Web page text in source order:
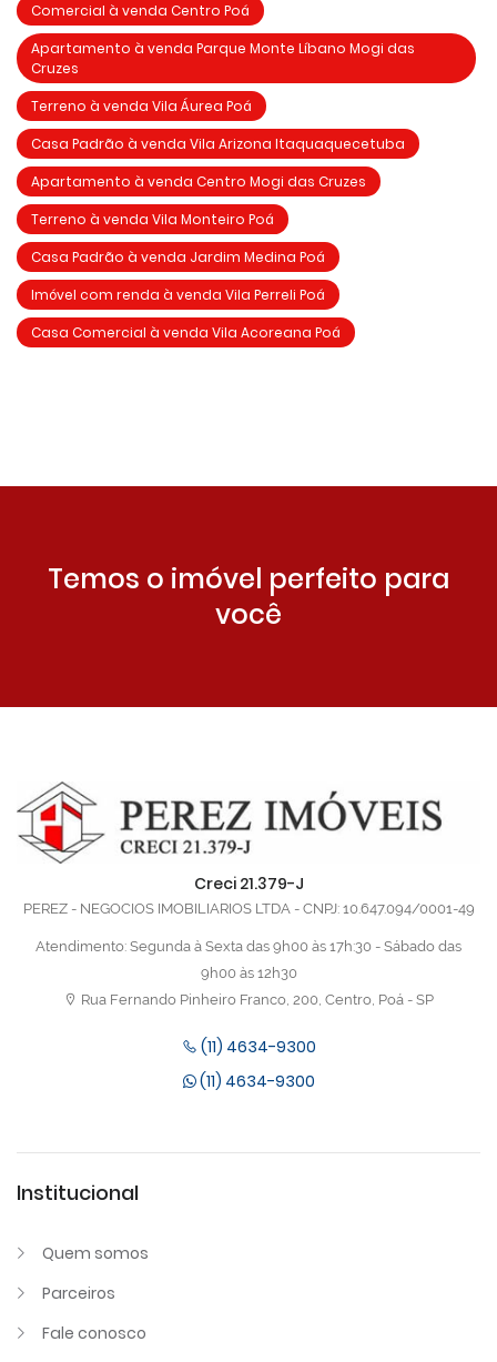
Comercial à venda Centro Poá
Apartamento à venda Parque Monte Líbano Mogi das
Cruzes
Terreno à venda Vila Áurea Poá
Casa Padrão à venda Vila Arizona Itaquaquecetuba
Apartamento à venda Centro Mogi das Cruzes
Terreno à venda Vila Monteiro Poá
Casa Padrão à venda Jardim Medina Poá
Imóvel com renda à venda Vila Perreli Poá
Casa Comercial à venda Vila Acoreana Poá
Temos o imóvel perfeito para
você
Creci 21.379-J
PEREZ - NEGOCIOS IMOBILIARIOS LTDA - CNPJ: 10.647.094/0001-49
Atendimento: Segunda à Sexta das 9h00 às 17h:30 - Sábado das
9h00 às 12h30
Rua Fernando Pinheiro Franco, 200, Centro, Poá - SP
(11) 4634-9300
(11) 4634-9300
Institucional
Quem somos
Parceiros
Fale conosco